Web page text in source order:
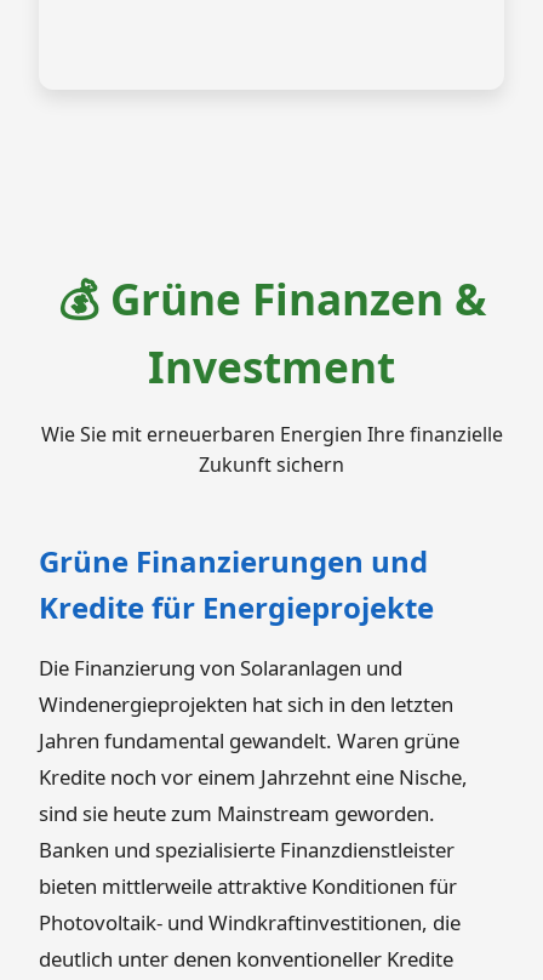
💰 Grüne Finanzen &
Investment
Wie Sie mit erneuerbaren Energien Ihre finanzielle
Zukunft sichern
Grüne Finanzierungen und
Kredite für Energieprojekte
Die Finanzierung von Solaranlagen und
Windenergieprojekten hat sich in den letzten
Jahren fundamental gewandelt. Waren grüne
Kredite noch vor einem Jahrzehnt eine Nische,
sind sie heute zum Mainstream geworden.
Banken und spezialisierte Finanzdienstleister
bieten mittlerweile attraktive Konditionen für
Photovoltaik- und Windkraftinvestitionen, die
deutlich unter denen konventioneller Kredite